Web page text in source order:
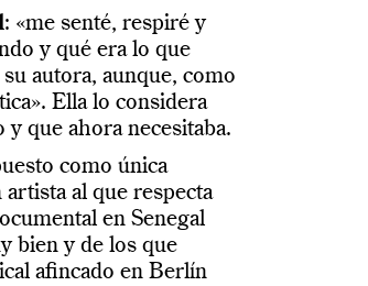
: «me senté, respiré y
y qué era lo que
autora, aunque, como
Ella lo considera
que ahora necesitaba.
como única
artista al que respecta
en Senegal
bien y de los que
afincado en Berlín